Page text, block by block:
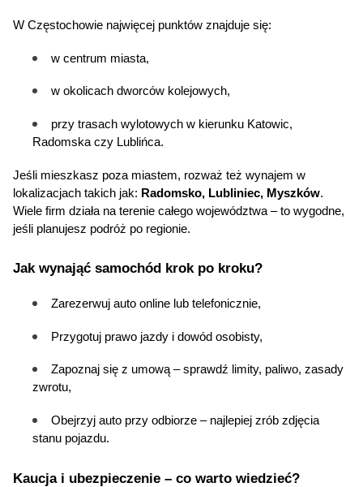
W Częstochowie najwięcej punktów znajduje się:
w centrum miasta,
w okolicach dworców kolejowych,
przy trasach wylotowych w kierunku Katowic,
Radomska czy Lublińca.
Jeśli mieszkasz poza miastem, rozważ też wynajem w
lokalizacjach takich jak: Radomsko, Lubliniec, Myszków.
Wiele firm działa na terenie całego województwa – to wygodne,
jeśli planujesz podróż po regionie.
Jak wynająć samochód krok po kroku?
Zarezerwuj auto online lub telefonicznie,
Przygotuj prawo jazdy i dowód osobisty,
Zapoznaj się z umową – sprawdź limity, paliwo, zasady
zwrotu,
Obejrzyj auto przy odbiorze – najlepiej zrób zdjęcia
stanu pojazdu.
Kaucja i ubezpieczenie – co warto wiedzieć?